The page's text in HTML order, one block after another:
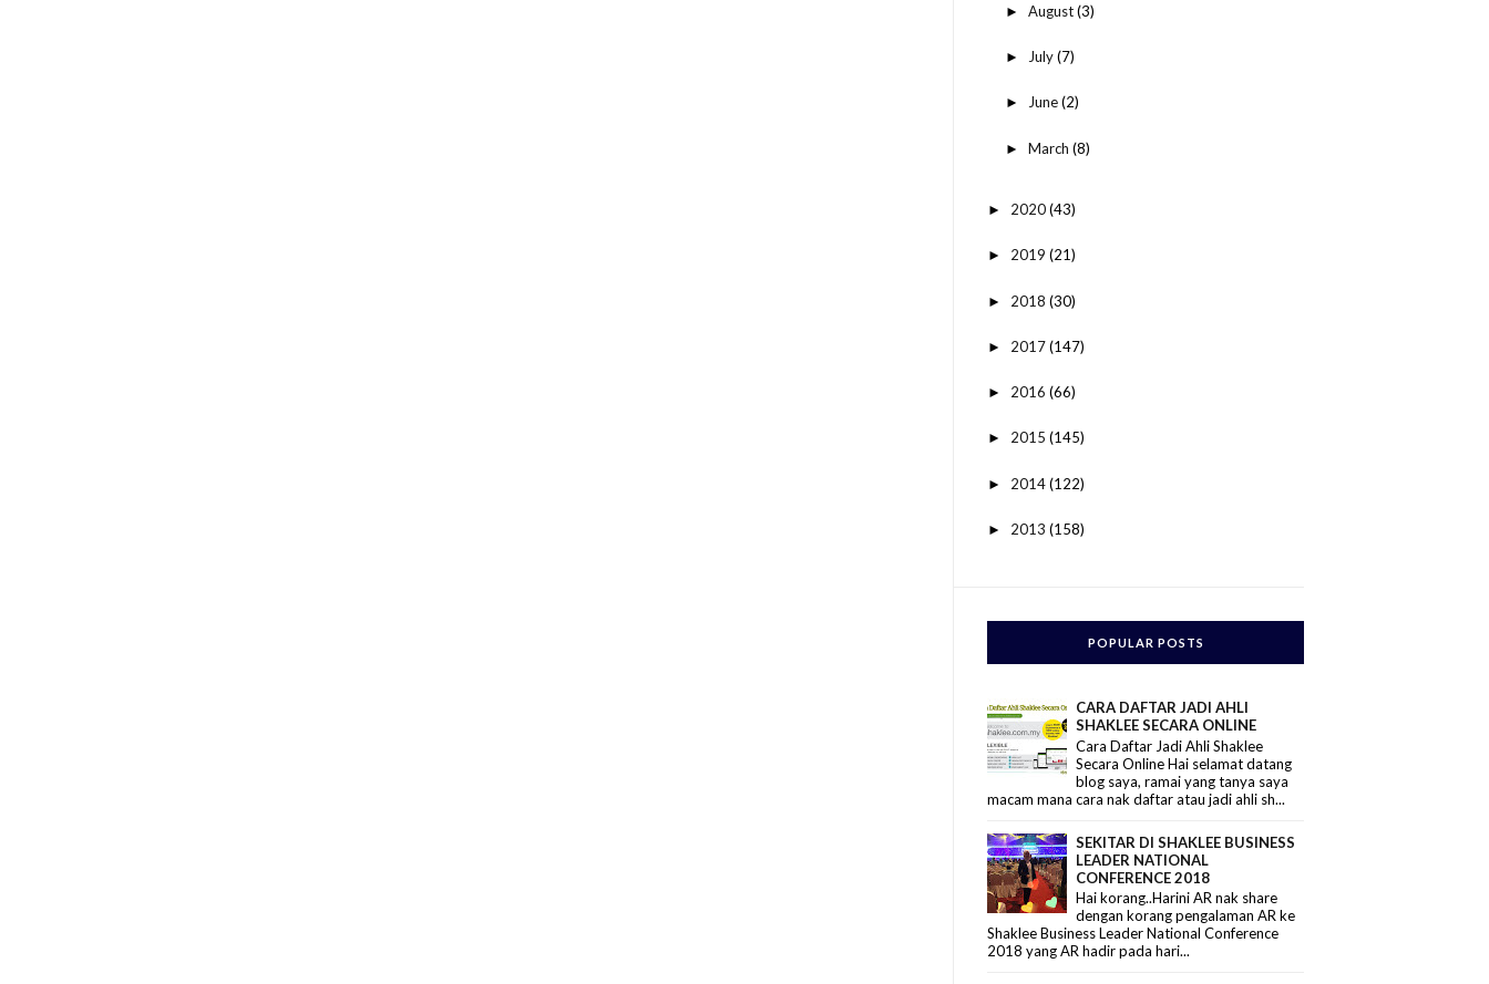
► August(3)
► July(7)
► June(2)
► March (8)
► 2020(43)
► 2019(21)
► 2018(30)
► 2017(147)
► 2016(66)
► 2015(145)
► 2014(122)
► 2013(158)
POPULAR POSTS
CARA DAFTAR JADI AHLI
SHAKLEE SECARA ONLINE
Cara Daftar Jadi Ahli Shaklee
Secara Online Hai selamat datang
blog saya, ramai yang tanya saya
macam mana cara nak daftar atau jadi ahli sh...
SEKITAR DI SHAKLEE BUSINESS
LEADER NATIONAL
CONFERENCE 2018
Hai korang..Harini AR nak share
dengan korang pengalaman AR ke
Shaklee Business Leader National Conference
2018 yang AR hadir pada hari...